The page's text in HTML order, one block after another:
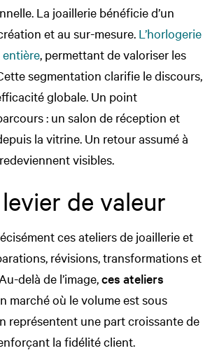
La joaillerie bénéficie d’un
et au sur-mesure. L’horlogerie
, permettant de valoriser les
segmentation clarifie le discours,
globale. Un point
: un salon de réception et
la vitrine. Un retour assumé à
visibles.
de valeur
ces ateliers de joaillerie et
révisions, transformations et
delà de l’image,ces ateliers
marché où le volume est sous
représentent une part croissante de
la fidélité client.